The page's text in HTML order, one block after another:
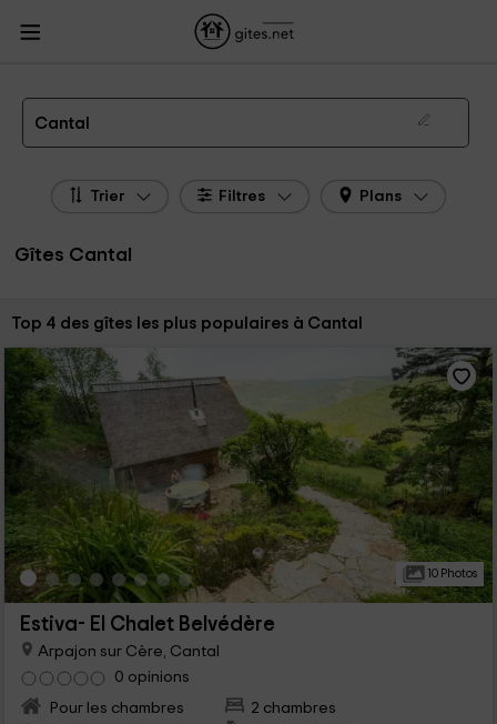
Gites Auvergne
Gîtes Cantal de 2026
Cantal
Trier Filtres Plans
Gîtes Cantal
Trier par:
Top 4 des gîtes les plus populaires à Cantal
10 Photos
Estiva- El Chalet Belvédère
Arpajon sur Cère, Cantal
0 opinions
Pour les chambres
2 chambres